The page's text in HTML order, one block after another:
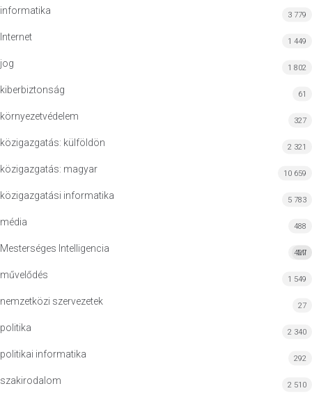
informatika 3 779
Internet 1 449
jog 1 802
kiberbiztonság 61
környezetvédelem 327
közigazgatás: külföldön 2 321
közigazgatás: magyar 10 659
közigazgatási informatika 5 783
média 488
Mesterséges Intelligencia MI
427
művelődés 1 549
nemzetközi szervezetek 27
politika 2 340
politikai informatika 292
szakirodalom 2 510